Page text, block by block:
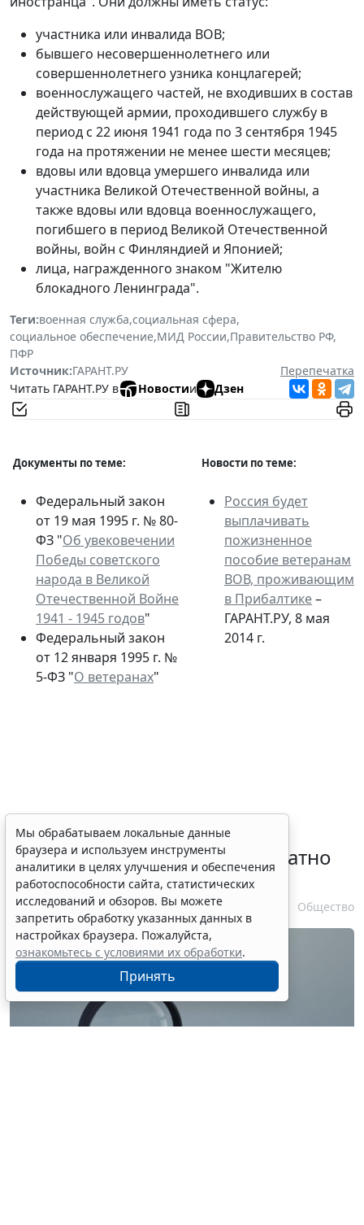
участника или инвалида ВОВ;
бывшего несовершеннолетнего или
совершеннолетнего узника концлагерей;
военнослужащего частей, не входивших в состав
действующей армии, проходившего службу в
период с 22 июня 1941 года по 3 сентября 1945
года на протяжении не менее шести месяцев;
вдовы или вдовца умершего инвалида или
участника Великой Отечественной войны, а
также вдовы или вдовца военнослужащего,
погибшего в период Великой Отечественной
войны, войн с Финляндией и Японией;
лица, награжденного знаком "Жителю
блокадного Ленинграда".
Теги:военная служба,социальная сфера,
социальное обеспечение,МИД России,Правительство РФ,
ПФР
Источник:ГАРАНТ.РУ
Перепечатка
Читать ГАРАНТ.РУ в
Новостии Дзен
Документы по теме: Новости по теме:
Федеральный закон
от 19 мая 1995 г. № 80-
ФЗ "Об увековечении
Победы советского
народа в Великой
Отечественной Войне
1941 - 1945 годов"
Федеральный закон
от 12 января 1995 г. №
5-ФЗ "О ветеранах"
Россия будет
выплачивать
пожизненное
пособие ветеранам
ВОВ, проживающим
в Прибалтике–
ГАРАНТ.РУ, 8 мая
2014 г.
Временное удостоверение
личности оформляется бесплатно
при утрате паспорта
7 августа 2026 17:55 Общество
Мы обрабатываем локальные данные
браузера и используем инструменты
аналитики в целях улучшения и обеспечения
работоспособности сайта, статистических
исследований и обзоров. Вы можете
запретить обработку указанных данных в
настройках браузера. Пожалуйста,
ознакомьтесь с условиями их обработки.
Принять